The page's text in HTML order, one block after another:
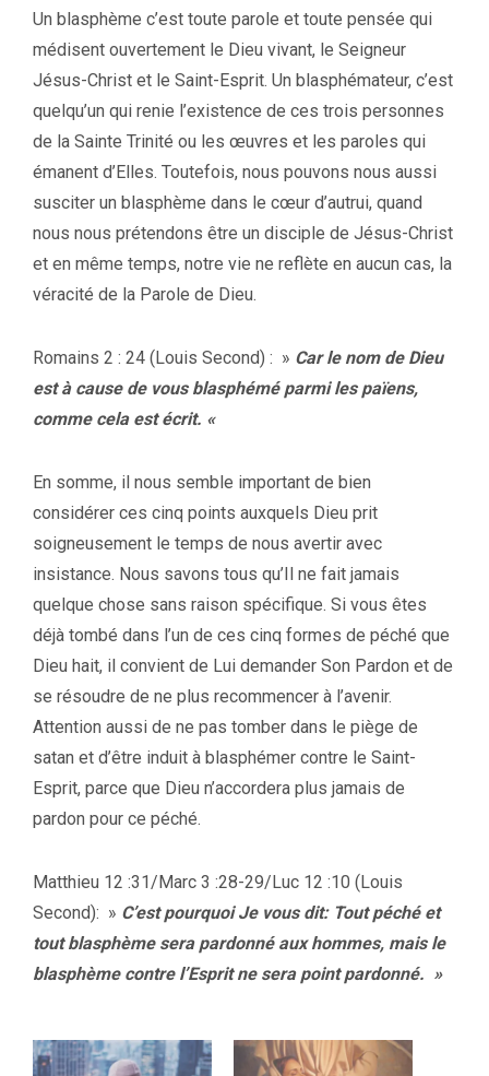
Un blasphème c’est toute parole et toute pensée qui
médisent ouvertement le Dieu vivant, le Seigneur
Jésus-Christ et le Saint-Esprit. Un blasphémateur, c’est
quelqu’un qui renie l’existence de ces trois personnes
de la Sainte Trinité ou les œuvres et les paroles qui
émanent d’Elles. Toutefois, nous pouvons nous aussi
susciter un blasphème dans le cœur d’autrui, quand
nous nous prétendons être un disciple de Jésus-Christ
et en même temps, notre vie ne reflète en aucun cas, la
véracité de la Parole de Dieu.
Romains 2 : 24 (Louis Second) : » Car le nom de Dieu
est à cause de vous blasphémé parmi les païens,
comme cela est écrit. «
En somme, il nous semble important de bien
considérer ces cinq points auxquels Dieu prit
soigneusement le temps de nous avertir avec
insistance. Nous savons tous qu’Il ne fait jamais
quelque chose sans raison spécifique. Si vous êtes
déjà tombé dans l’un de ces cinq formes de péché que
Dieu hait, il convient de Lui demander Son Pardon et de
se résoudre de ne plus recommencer à l’avenir.
Attention aussi de ne pas tomber dans le piège de
satan et d’être induit à blasphémer contre le Saint-
Esprit, parce que Dieu n’accordera plus jamais de
pardon pour ce péché.
Matthieu 12 :31/Marc 3 :28-29/Luc 12 :10 (Louis
Second): » C’est pourquoi Je vous dit: Tout péché et
tout blasphème sera pardonné aux hommes, mais le
blasphème contre l’Esprit ne sera point pardonné. »